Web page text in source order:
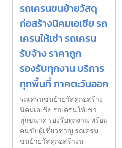
รถเครนขนย้ายวัสดุ
ก่อสร้างนิคมเอเชีย รถ
เครนให้เช่า รถเครน
รับจ้าง ราคาถูก
รองรับทุกงาน บริการ
ทุกพื้นที่ ภาคตะวันออก
รถเครนขนย้ายวัสดุก่อสร้าง
นิคมเอเชีย รถเครนให้เช่า
ทุกขนาด รองรับทุกงาน พร้อม
คนขับผู้เชี่ยวชาญ รถเครน
ขนย้ายวัสดุก่อสร้างน